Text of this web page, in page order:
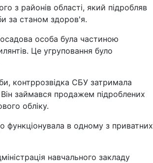
з районів області, який підробляв
за станом здоров'я.
особа була частиною
Це угруповання було
контррозвідка СБУ затримала
Він займався продажем підроблених
обліку.
функціонувала в одному з приватних
навчального закладу